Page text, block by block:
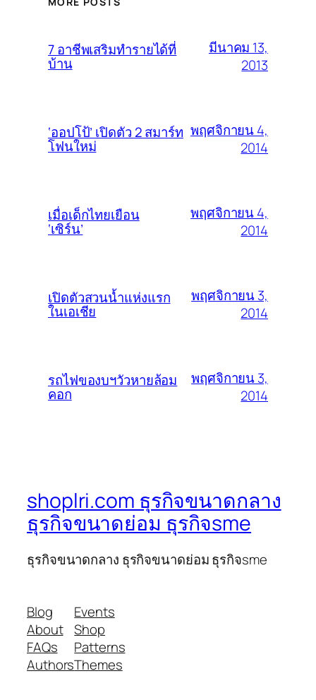
7 อาชีพเสริมทำรายได้ที่
บ้าน
มีนาคม 13,
2013
‘ออปโป้’ เปิดตัว 2 สมาร์ท
โฟนใหม่
พฤศจิกายน 4,
2014
เมื่อเด็กไทยเยือน
‘เซิร์น’
พฤศจิกายน 4,
2014
เปิดตัวสวนน้ำแห่งแรก
ในเอเชีย
พฤศจิกายน 3,
2014
รถไฟของบฯวัวหายล้อม
คอก
พฤศจิกายน 3,
2014
shoplri.com ธุรกิจขนาดกลาง
ธุรกิจขนาดย่อม ธุรกิจsme
ธุรกิจขนาดกลาง ธุรกิจขนาดย่อม ธุรกิจsme
Blog
About
FAQs
Authors
Events
Shop
Patterns
Themes